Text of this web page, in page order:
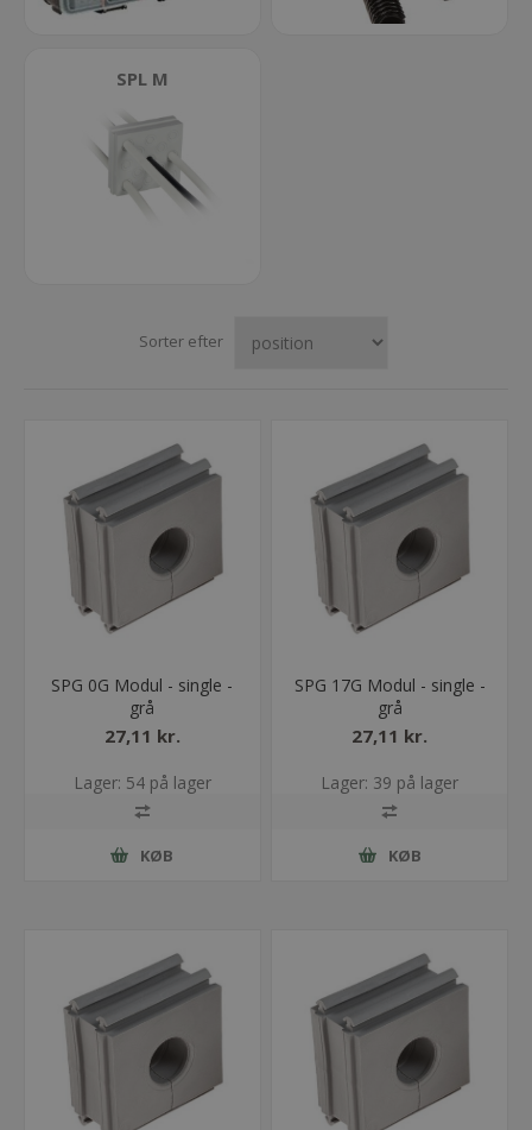
SPL M
Sorter efter
SPG 0G Modul - single -
grå
27,11 kr.
Lager: 54 på lager
KØB
SPG 17G Modul - single -
grå
27,11 kr.
Lager: 39 på lager
KØB